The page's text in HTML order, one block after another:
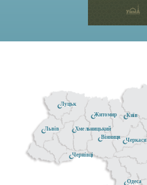
Житомир
Черкаси
Чернівці
Київ
Хмельницький
Луцьк
Одеса
Вінниця
Львів